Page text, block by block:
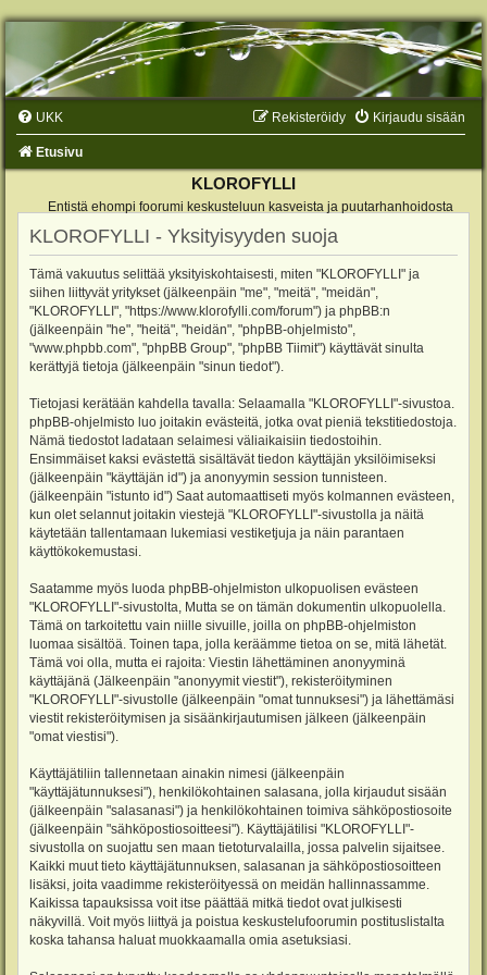
UKK Kirjaudu sisään
Rekisteröidy
Etusivu
KLOROFYLLI
Entistä ehompi foorumi keskusteluun kasveista ja puutarhanhoidosta
KLOROFYLLI - Yksityisyyden suoja
Tämä vakuutus selittää yksityiskohtaisesti, miten "KLOROFYLLI" ja
siihen liittyvät yritykset (jälkeenpäin "me", "meitä", "meidän",
"KLOROFYLLI", "https://www.klorofylli.com/forum") ja phpBB:n
(jälkeenpäin "he", "heitä", "heidän", "phpBB-ohjelmisto",
"www.phpbb.com", "phpBB Group", "phpBB Tiimit") käyttävät sinulta
kerättyjä tietoja (jälkeenpäin "sinun tiedot").
Tietojasi kerätään kahdella tavalla: Selaamalla "KLOROFYLLI"-sivustoa.
phpBB-ohjelmisto luo joitakin evästeitä, jotka ovat pieniä tekstitiedostoja.
Nämä tiedostot ladataan selaimesi väliaikaisiin tiedostoihin.
Ensimmäiset kaksi evästettä sisältävät tiedon käyttäjän yksilöimiseksi
(jälkeenpäin "käyttäjän id") ja anonyymin session tunnisteen.
(jälkeenpäin "istunto id") Saat automaattiseti myös kolmannen evästeen,
kun olet selannut joitakin viestejä "KLOROFYLLI"-sivustolla ja näitä
käytetään tallentamaan lukemiasi vestiketjuja ja näin parantaen
käyttökokemustasi.
Saatamme myös luoda phpBB-ohjelmiston ulkopuolisen evästeen
"KLOROFYLLI"-sivustolta, Mutta se on tämän dokumentin ulkopuolella.
Tämä on tarkoitettu vain niille sivuille, joilla on phpBB-ohjelmiston
luomaa sisältöä. Toinen tapa, jolla keräämme tietoa on se, mitä lähetät.
Tämä voi olla, mutta ei rajoita: Viestin lähettäminen anonyyminä
käyttäjänä (Jälkeenpäin "anonyymit viestit"), rekisteröityminen
"KLOROFYLLI"-sivustolle (jälkeenpäin "omat tunnuksesi") ja lähettämäsi
viestit rekisteröitymisen ja sisäänkirjautumisen jälkeen (jälkeenpäin
"omat viestisi").
Käyttäjätiliin tallennetaan ainakin nimesi (jälkeenpäin
"käyttäjätunnuksesi"), henkilökohtainen salasana, jolla kirjaudut sisään
(jälkeenpäin "salasanasi") ja henkilökohtainen toimiva sähköpostiosoite
(jälkeenpäin "sähköpostiosoitteesi"). Käyttäjätilisi "KLOROFYLLI"-
sivustolla on suojattu sen maan tietoturvalailla, jossa palvelin sijaitsee.
Kaikki muut tieto käyttäjätunnuksen, salasanan ja sähköpostiosoitteen
lisäksi, joita vaadimme rekisteröityessä on meidän hallinnassamme.
Kaikissa tapauksissa voit itse päättää mitkä tiedot ovat julkisesti
näkyvillä. Voit myös liittyä ja poistua keskustelufoorumin postituslistalta
koska tahansa haluat muokkaamalla omia asetuksiasi.